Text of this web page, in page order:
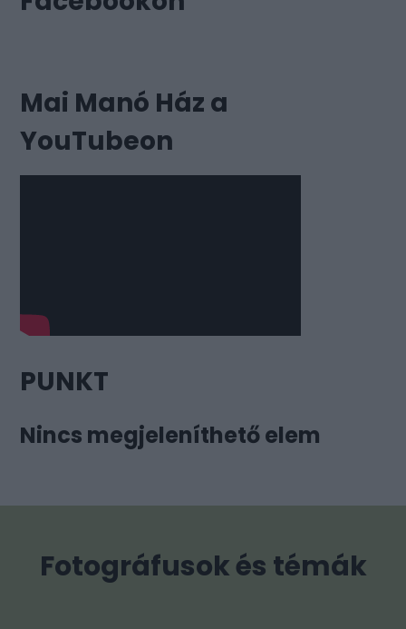
Mai Manó Ház a
YouTubeon
PUNKT
Nincs megjeleníthető elem
Fotográfusok és témák